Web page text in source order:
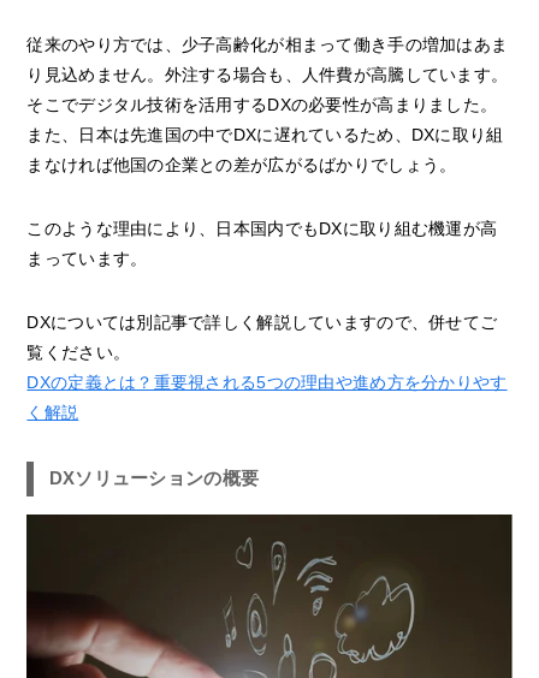
従来のやり方では、少子高齢化が相まって働き手の増加はあま
り見込めません。外注する場合も、人件費が高騰しています。
そこでデジタル技術を活用するDXの必要性が高まりました。
また、日本は先進国の中でDXに遅れているため、DXに取り組
まなければ他国の企業との差が広がるばかりでしょう。
このような理由により、日本国内でもDXに取り組む機運が高
まっています。
DXについては別記事で詳しく解説していますので、併せてご
覧ください。
DXの定義とは？重要視される5つの理由や進め方を分かりやす
く解説
DXソリューションの概要